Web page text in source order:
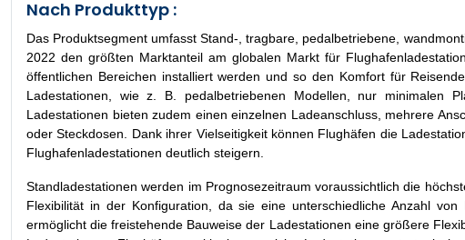
Nach Produkttyp :
Das Produktsegment umfasst Stand-, tragbare, pedalbetriebene,
2022 den größten Marktanteil am globalen Markt für
öffentlichen Bereichen installiert werden und so den Komfort für
Ladestationen, wie z. B. pedalbetriebenen Modellen, nur minimalen
Ladestationen bieten zudem einen einzelnen Ladeanschluss, mehrere
oder Steckdosen. Dank ihrer Vielseitigkeit können Flughäfen die
Flughafenladestationen deutlich steigern.
Standladestationen werden im Prognosezeitraum voraussichtlich die
Flexibilität in der Konfiguration, da sie eine unterschiedliche Anzahl
ermöglicht die freistehende Bauweise der Ladestationen eine größere